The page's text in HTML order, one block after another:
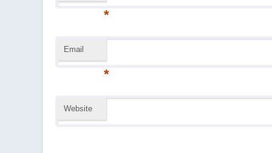
*
Email
*
Website